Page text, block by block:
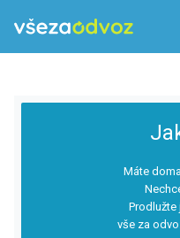
Máte
Prodlužte
vše za